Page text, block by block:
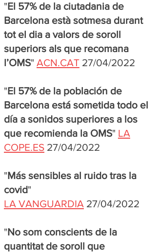
"El 57% de la ciutadania de
Barcelona està sotmesa durant
tot el dia a valors de soroll
superiors als que recomana
l’OMS" ACN.CAT 27/04/2022
"El 57% de la población de
Barcelona está sometida todo el
día a sonidos superiores a los
que recomienda la OMS" LA
COPE.ES 27/04/2022
"Más sensibles al ruido tras la
covid"
LA VANGUARDIA 27/04/2022
"No som conscients de la
quantitat de soroll que